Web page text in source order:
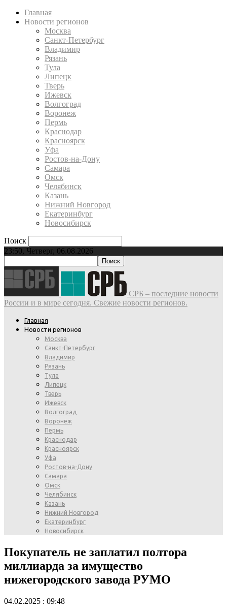
Главная
Новости регионов
Москва
Санкт-Петербург
Владимир
Рязань
Тула
Липецк
Тверь
Ижевск
Волгоград
Воронеж
Пермь
Краснодар
Красноярск
Уфа
Ростов-на-Дону
Самара
Омск
Челябинск
Казань
Нижний Новгород
Екатеринбург
Новосибирск
Поиск
23:50, Четверг, 06.08.2026
СРБ – последние новости
России и в мире сегодня. Свежие новости регионов.
Главная
Новости регионов
Москва
Санкт-Петербург
Владимир
Рязань
Тула
Липецк
Тверь
Ижевск
Волгоград
Воронеж
Пермь
Краснодар
Красноярск
Уфа
Ростов-на-Дону
Самара
Омск
Челябинск
Казань
Нижний Новгород
Екатеринбург
Новосибирск
Покупатель не заплатил полтора
миллиарда за имущество
нижегородского завода РУМО
04.02.2025 : 09:48